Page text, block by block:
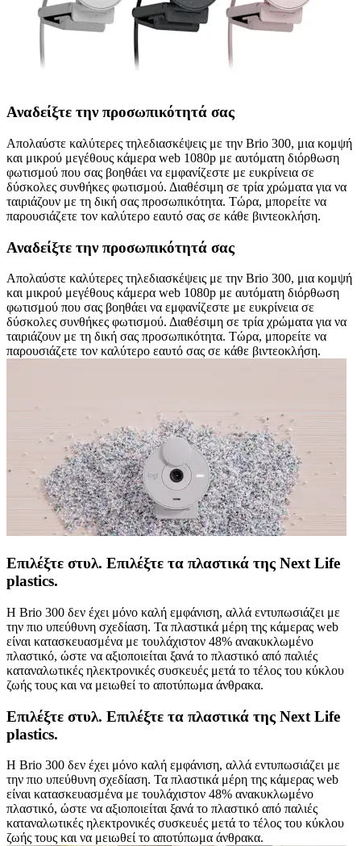
Αναδείξτε την προσωπικότητά σας
Απολαύστε καλύτερες τηλεδιασκέψεις με την Brio 300, μια κομψή
και μικρού μεγέθους κάμερα web 1080p με αυτόματη διόρθωση
φωτισμού που σας βοηθάει να εμφανίζεστε με ευκρίνεια σε
δύσκολες συνθήκες φωτισμού. Διαθέσιμη σε τρία χρώματα για να
ταιριάζουν με τη δική σας προσωπικότητα. Τώρα, μπορείτε να
παρουσιάζετε τον καλύτερο εαυτό σας σε κάθε βιντεοκλήση.
Αναδείξτε την προσωπικότητά σας
Απολαύστε καλύτερες τηλεδιασκέψεις με την Brio 300, μια κομψή
και μικρού μεγέθους κάμερα web 1080p με αυτόματη διόρθωση
φωτισμού που σας βοηθάει να εμφανίζεστε με ευκρίνεια σε
δύσκολες συνθήκες φωτισμού. Διαθέσιμη σε τρία χρώματα για να
ταιριάζουν με τη δική σας προσωπικότητα. Τώρα, μπορείτε να
παρουσιάζετε τον καλύτερο εαυτό σας σε κάθε βιντεοκλήση.
Επιλέξτε στυλ. Επιλέξτε τα πλαστικά της Next Life
plastics.
Η Brio 300 δεν έχει μόνο καλή εμφάνιση, αλλά εντυπωσιάζει με
την πιο υπεύθυνη σχεδίαση. Τα πλαστικά μέρη της κάμερας web
είναι κατασκευασμένα με τουλάχιστον 48% ανακυκλωμένο
πλαστικό, ώστε να αξιοποιείται ξανά το πλαστικό από παλιές
καταναλωτικές ηλεκτρονικές συσκευές μετά το τέλος του κύκλου
ζωής τους και να μειωθεί το αποτύπωμα άνθρακα.
Επιλέξτε στυλ. Επιλέξτε τα πλαστικά της Next Life
plastics.
Η Brio 300 δεν έχει μόνο καλή εμφάνιση, αλλά εντυπωσιάζει με
την πιο υπεύθυνη σχεδίαση. Τα πλαστικά μέρη της κάμερας web
είναι κατασκευασμένα με τουλάχιστον 48% ανακυκλωμένο
πλαστικό, ώστε να αξιοποιείται ξανά το πλαστικό από παλιές
καταναλωτικές ηλεκτρονικές συσκευές μετά το τέλος του κύκλου
ζωής τους και να μειωθεί το αποτύπωμα άνθρακα.